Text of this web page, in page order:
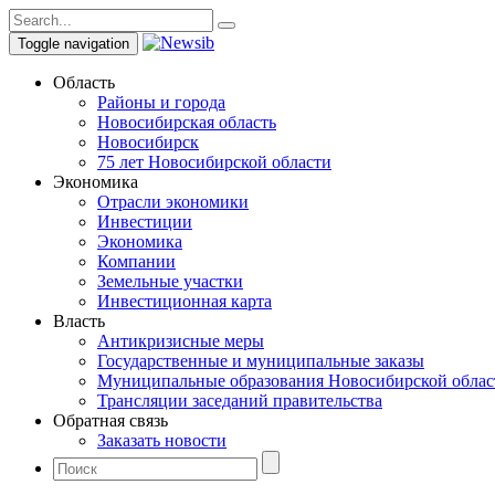
Toggle navigation
Область
Районы и города
Новосибирская область
Новосибирск
75 лет Новосибирской области
Экономика
Отрасли экономики
Инвестиции
Экономика
Компании
Земельные участки
Инвестиционная карта
Власть
Антикризисные меры
Государственные и муниципальные заказы
Муниципальные образования Новосибирской
Трансляции заседаний правительства
Обратная связь
Заказать новости